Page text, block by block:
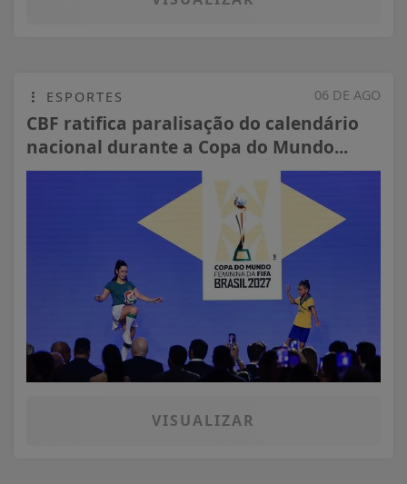
06 DE AGO
ESPORTES
CBF ratifica paralisação do calendário
nacional durante a Copa do Mundo...
VISUALIZAR